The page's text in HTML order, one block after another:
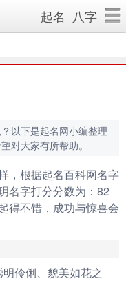
起名 八字
以下是起名网小编整理
对大家有所帮助。
，根据起名百科网名字
名字打分分数为：82
得不错，成功与惊喜会
，80-90分为很好的名
不好的名字）
伶俐、貌美如花之